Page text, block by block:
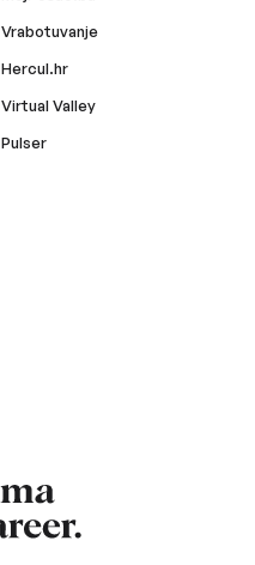
Vrabotuvanje
Hercul.hr
Virtual Valley
Pulser